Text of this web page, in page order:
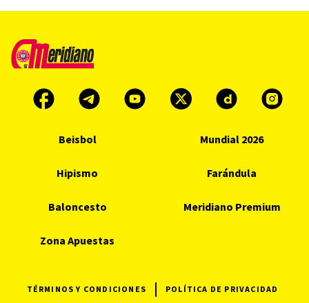
Beisbol Mundial 2026
Hipismo Farándula
Baloncesto Meridiano Premium
Zona Apuestas
TÉRMINOS Y CONDICIONES POLÍTICA DE PRIVACIDAD